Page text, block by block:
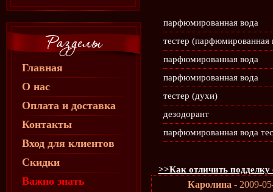
Главная
О нас
Оплата и доставка
Контакты
Вход для клиентов
Скидки
Важно знать
парфюмированная вода
тестер (парфюмированная
парфюмированная вода
парфюмированная вода
тестер (духи)
дезодорант
парфюмированная вода
>>Как отличить подделку
Каролина - 2009-